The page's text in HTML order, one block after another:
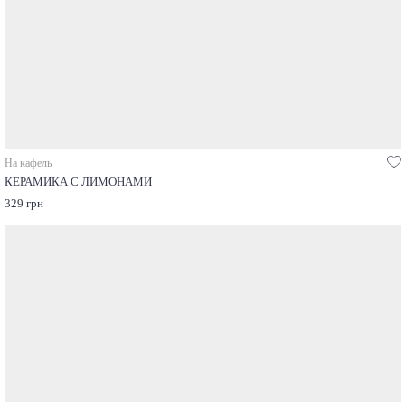
На кафель
КЕРАМИКА С ЛИМОНАМИ
329 грн